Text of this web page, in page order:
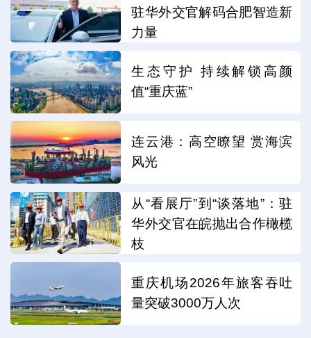
驻华外交官解码合肥智造新
力量
生态守护 持续解锁高颜
值“重庆蓝”
连云港：高空瞭望 赏海滨
风光
从“看展厅”到“谈落地”：驻
华外交官在皖抛出合作橄榄
枝
重庆机场2026年旅客吞吐
量突破3000万人次